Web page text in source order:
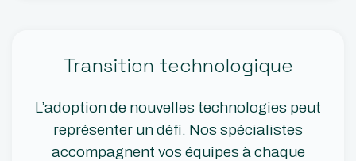
Transition technologique
L’adoption de nouvelles technologies peut
représenter un défi. Nos spécialistes
accompagnent vos équipes à chaque